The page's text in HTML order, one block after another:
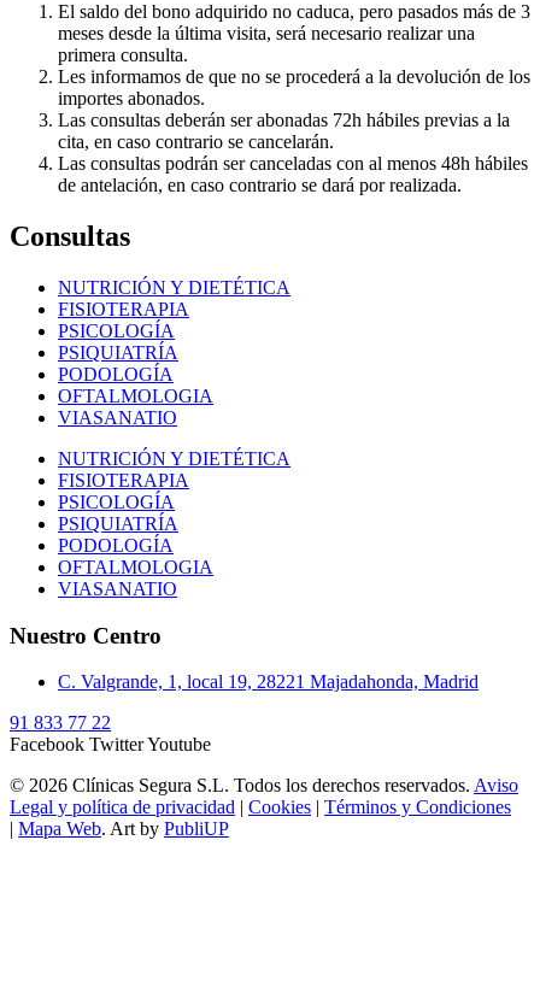
El saldo del bono adquirido no caduca, pero pasados más de 3
meses desde la última visita, será necesario realizar una
primera consulta.
Les informamos de que no se procederá a la devolución de los
importes abonados.
Las consultas deberán ser abonadas 72h hábiles previas a la
cita, en caso contrario se cancelarán.
Las consultas podrán ser canceladas con al menos 48h hábiles
de antelación, en caso contrario se dará por realizada.
Consultas
NUTRICIÓN Y DIETÉTICA
FISIOTERAPIA
PSICOLOGÍA
PSIQUIATRÍA
PODOLOGÍA
OFTALMOLOGIA
VIASANATIO
NUTRICIÓN Y DIETÉTICA
FISIOTERAPIA
PSICOLOGÍA
PSIQUIATRÍA
PODOLOGÍA
OFTALMOLOGIA
VIASANATIO
Nuestro Centro
C. Valgrande, 1, local 19, 28221 Majadahonda, Madrid
91 833 77 22
Facebook TwitterYoutube
© 2026 Clínicas Segura S.L. Todos los derechos reservados. Aviso
Legal y política de privacidad | Cookies | Términos y Condiciones
| Mapa Web. Art by PubliUP